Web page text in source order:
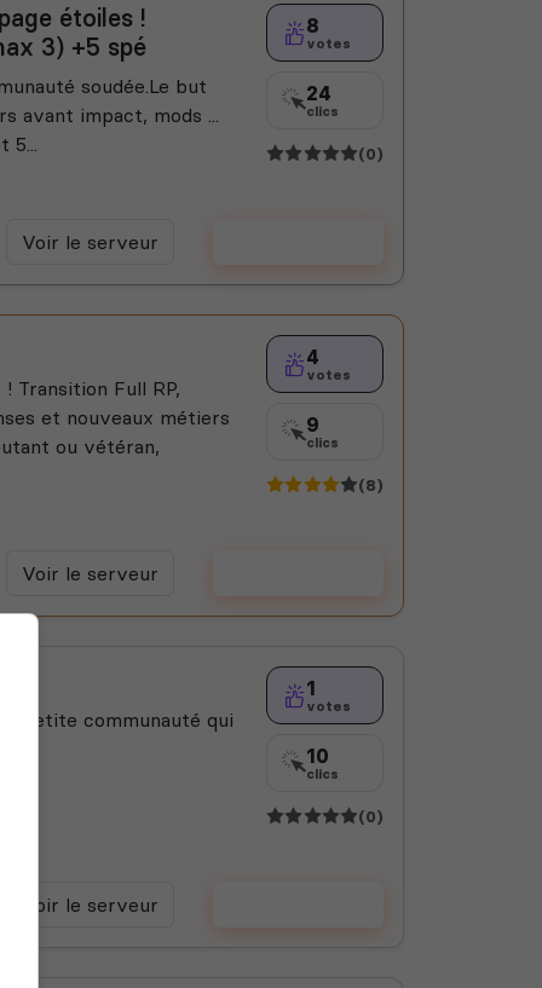
étoiles !
3) +5 spé
soudée.Le but
impact, mods ...
8
votes
24
clics
(0)
Voir le serveur
! Transition Full RP,
et nouveaux métiers
ou vétéran,
4
votes
9
clics
(8)
Voir le serveur
petite communauté qui
1
votes
10
clics
(0)
Voir le serveur